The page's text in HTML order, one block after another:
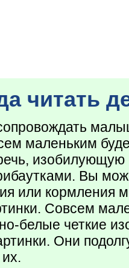
читать
маленьким
Вы
или кормления
Совсем
белые четкие
Они